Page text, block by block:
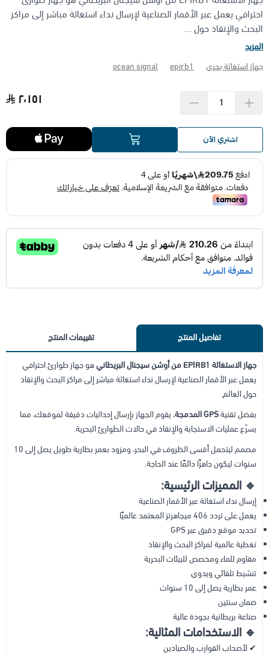
احترافي يعمل عبر الأقمار الصناعية لإرسال نداء استغاثة مباشر إلى مراكز
البحث والإنقاذ حول ...
المزيد
جهاز استغاثة بحري
epirb1
ocean signal
٢٬١٥١
اشتري الآن
تفاصيل المنتج تقييمات المنتج
جهاز الاستغاثة EPIRB1 من أوشن سيجنال البريطاني
هو جهاز طوارئ احترافي
يعمل عبر الأقمار الصناعية لإرسال نداء استغاثة مباشر إلى مراكز البحث والإنقاذ
حول العالم.
بفضل تقنيةGPS المدمجة
، يقوم الجهاز بإرسال إحداثيات دقيقة لموقعك، مما
يسرّع عمليات الاستجابة والإنقاذ في حالات الطوارئ البحرية.
مصمم ليتحمل أقسى الظروف في البحر، ومزود بعمر بطارية طويل يصل إلى 10
سنوات ليكون جاهزًا دائمًا عند الحاجة.
🔹 المميزات الرئيسية:
إرسال نداء استغاثة عبر الأقمار الصناعية
يعمل على تردد 406 ميجاهرتز المعتمد عالميًا
تحديد موقع دقيق عبر GPS
تغطية عالمية لمراكز البحث والإنقاذ
مقاوم للماء ومخصص للبيئات البحرية
تنشيط تلقائي ويدوي
عمر بطارية يصل إلى 10 سنوات
ضمان سنتين
صناعة بريطانية بجودة عالية
🔹 الاستخدامات المثالية:
✔ لأصحاب القوارب والصيادين